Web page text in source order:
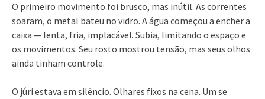
O primeiro movimento foi brusco, mas inútil. As correntes
soaram, o metal bateu no vidro. A água começou a encher a
caixa — lenta, fria, implacável. Subia, limitando o espaço e
os movimentos. Seu rosto mostrou tensão, mas seus olhos
ainda tinham controle.
O júri estava em silêncio. Olhares fixos na cena. Um se